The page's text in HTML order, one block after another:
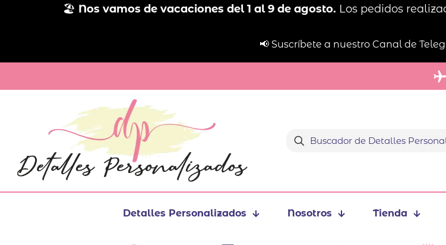
🏖️ Nos vamos de vacaciones del 1 al 9 de agosto. Los pedidos
📢 Suscríbete a nuestro Canal de
Detalles Personalizados Nosotros Tienda